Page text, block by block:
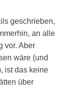
geschrieben,
an alle
vor. Aber
wäre (und
ist das keine
über